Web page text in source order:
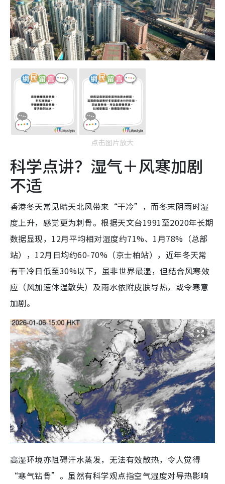
点击图片放大
科学点讲？湿气＋风寒加剧
不适
香港冬天常见晴天北风带来“干冷”，而冬末阴雨时湿
度上升，感觉更为刺骨。根据天文台1991至2020年长期
数据显现，12月平均相对湿度约71%、1月78%（总部
站），12月日均约60-70%（京士柏站），近年冬天常
有干冷日低至30%以下，虽非世界最湿，但结合风寒效
应（风加速体温散失）及雨水依附皮肤导热，或令寒意
加剧。
高湿环境亦阻碍汗水蒸发，无法有效散热，令人觉得
“寒气钻骨”。虽然有科学观点指空气湿度对导热影响